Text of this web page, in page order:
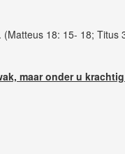
18: 15- 18; Titus
maar onder u